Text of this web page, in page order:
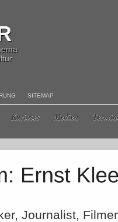
SITEMAP
Kurioses Medien
Journalist,